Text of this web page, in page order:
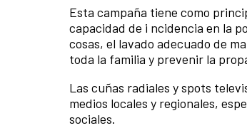
News content
Esta campaña tiene como
capacidad de i ncidencia en la
cosas, el lavado adecuado de
toda la familia y prevenir la
Las cuñas radiales y spots
medios locales y regionales,
sociales.